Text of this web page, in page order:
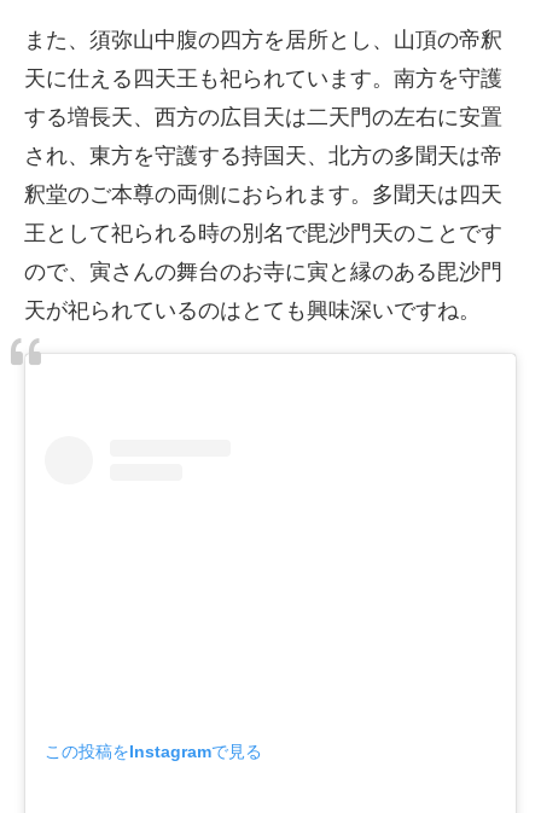
また、須弥山中腹の四方を居所とし、山頂の帝釈
天に仕える四天王も祀られています。南方を守護
する増長天、西方の広目天は二天門の左右に安置
され、東方を守護する持国天、北方の多聞天は帝
釈堂のご本尊の両側におられます。多聞天は四天
王として祀られる時の別名で毘沙門天のことです
ので、寅さんの舞台のお寺に寅と縁のある毘沙門
天が祀られているのはとても興味深いですね。
この投稿をInstagramで見る